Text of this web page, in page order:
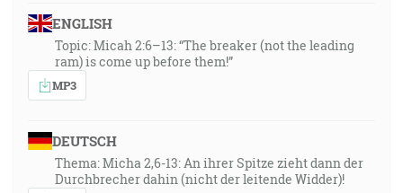
ENGLISH
Topic: Micah 2:6–13: “The breaker (not the leading
ram) is come up before them!”
MP3
DEUTSCH
Thema: Micha 2,6-13: An ihrer Spitze zieht dann der
Durchbrecher dahin (nicht der leitende Widder)!